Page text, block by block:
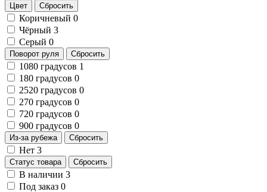
Цвет Сбросить
Коричневый 0
Чёрный 3
Серый 0
Поворот руля Сбросить
1080 градусов 1
180 градусов 0
2520 градусов 0
270 градусов 0
720 градусов 0
900 градусов 0
Из-за рубежа Сбросить
Нет 3
Статус товара Сбросить
В наличии 3
Под заказ 0